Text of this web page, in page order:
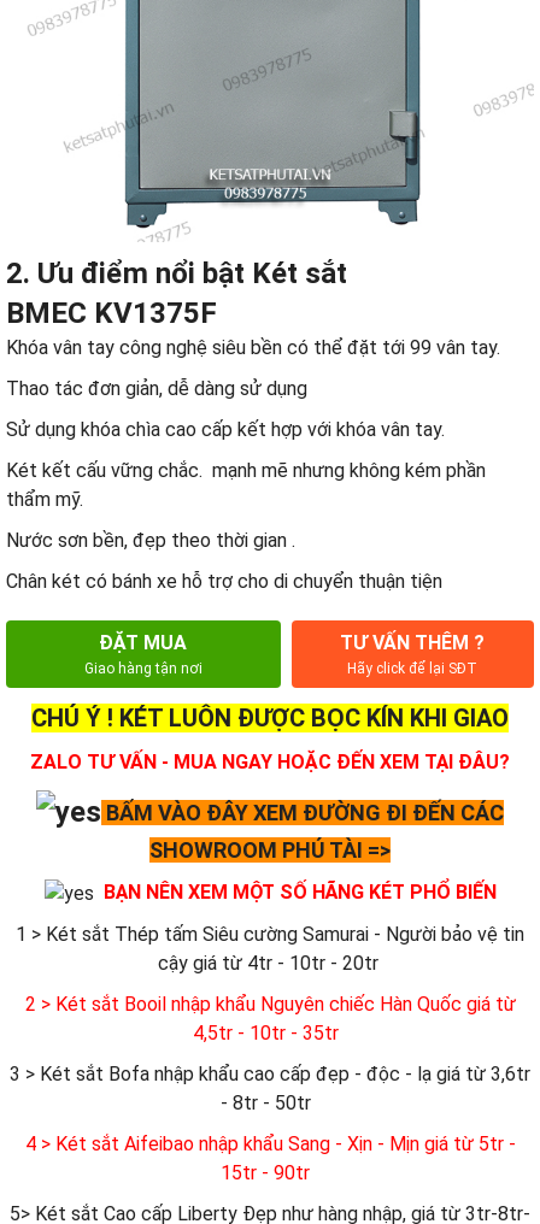
2. Ưu điểm nổi bật Két sắt
BMEC KV1375F
Khóa vân tay công nghệ siêu bền có thể đặt tới 99 vân tay.
Thao tác đơn giản, dễ dàng sử dụng
Sử dụng khóa chìa cao cấp kết hợp với khóa vân tay.
Két kết cấu vững chắc. mạnh mẽ nhưng không kém phần
thẩm mỹ.
Nước sơn bền, đẹp theo thời gian .
Chân két có bánh xe hỗ trợ cho di chuyển thuận tiện
ĐẶT MUA
Giao hàng tận nơi
TƯ VẤN THÊM ?
Hãy click để lại SĐT
CHÚ Ý ! KÉT LUÔN ĐƯỢC BỌC KÍN KHI GIAO
ZALO TƯ VẤN - MUA NGAY HOẶC ĐẾN XEM TẠI ĐÂU?
BẤM VÀO ĐÂY XEM ĐƯỜNG ĐI ĐẾN CÁC
SHOWROOM PHÚ TÀI =>
BẠN NÊN XEM MỘT SỐ HÃNG KÉT PHỔ BIẾN
1 > Két sắt Thép tấm Siêu cường Samurai - Người bảo vệ tin
cậy giá từ 4tr - 10tr - 20tr
2 > Két sắt Booil nhập khẩu Nguyên chiếc Hàn Quốc giá từ
4,5tr - 10tr - 35tr
3 > Két sắt Bofa nhập khẩu cao cấp đẹp - độc - lạ giá từ 3,6tr
- 8tr - 50tr
4 > Két sắt Aifeibao nhập khẩu Sang - Xịn - Mịn giá từ 5tr -
15tr - 90tr
5> Két sắt Cao cấp Liberty Đẹp như hàng nhập, giá từ 3tr-8tr-